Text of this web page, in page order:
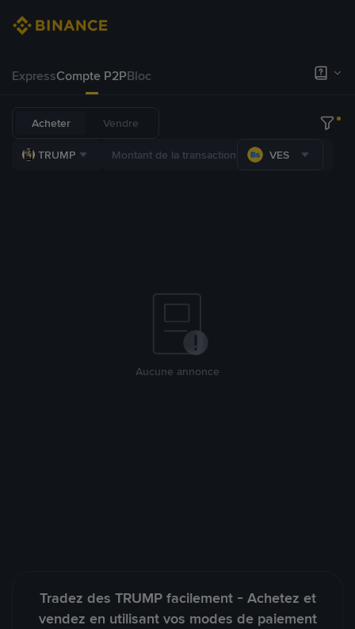
ExpressCompte P2PBloc
Acheter Vendre
TRUMP VES
Aucune annonce
Tradez des TRUMP facilement - Achetez et
vendez en utilisant vos modes de paiement